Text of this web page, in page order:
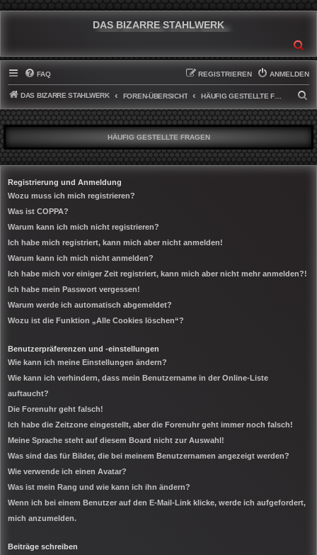
DAS BIZARRE STAHLWERK
FAQ ANMELDEN
REGISTRIEREN
DAS BIZARRE STAHLWERK FOREN-ÜBERSICHT HÄUFIG GESTELLTE FRAGEN
U
C
H
E
HÄUFIG GESTELLTE FRAGEN
Registrierung und Anmeldung
Wozu muss ich mich registrieren?
Was ist COPPA?
Warum kann ich mich nicht registrieren?
Ich habe mich registriert, kann mich aber nicht anmelden!
Warum kann ich mich nicht anmelden?
Ich habe mich vor einiger Zeit registriert, kann mich aber nicht mehr anmelden?!
Ich habe mein Passwort vergessen!
Warum werde ich automatisch abgemeldet?
Wozu ist die Funktion „Alle Cookies löschen“?
Benutzerpräferenzen und -einstellungen
Wie kann ich meine Einstellungen ändern?
Wie kann ich verhindern, dass mein Benutzername in der Online-Liste
auftaucht?
Die Forenuhr geht falsch!
Ich habe die Zeitzone eingestellt, aber die Forenuhr geht immer noch falsch!
Meine Sprache steht auf diesem Board nicht zur Auswahl!
Was sind das für Bilder, die bei meinem Benutzernamen angezeigt werden?
Wie verwende ich einen Avatar?
Was ist mein Rang und wie kann ich ihn ändern?
Wenn ich bei einem Benutzer auf den E-Mail-Link klicke, werde ich aufgefordert,
mich anzumelden.
Beiträge schreiben